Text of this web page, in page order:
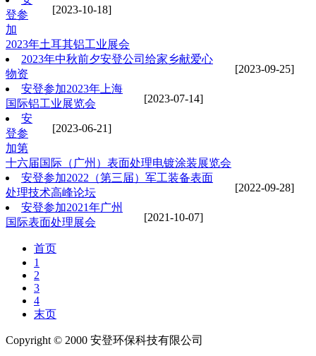
[2023-10-18]
登参
加
2023年土耳其铝工业展会
[2023-09-25]
2023年中秋前夕安登公司给家乡献爱心
物资
[2023-07-14]
安登参加2023年上海
国际铝工业展览会
[2023-06-21]
安
登参
加第
十六届国际（广州）表面处理电镀涂装展览会
[2022-09-28]
安登参加2022（第三届）军工装备表面
处理技术高峰论坛
[2021-10-07]
安登参加2021年广州
国际表面处理展会
首页
1
2
3
4
末页
Copyright © 2000 安登环保科技有限公司